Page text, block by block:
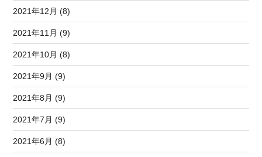
2021年12月 (8)
2021年11月 (9)
2021年10月 (8)
2021年9月 (9)
2021年8月 (9)
2021年7月 (9)
2021年6月 (8)